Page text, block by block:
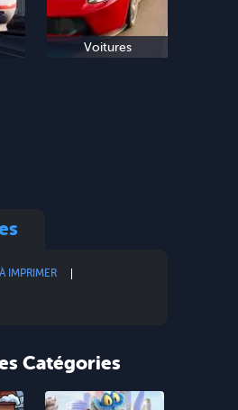
Voitures
IMPRIMER
Catégories